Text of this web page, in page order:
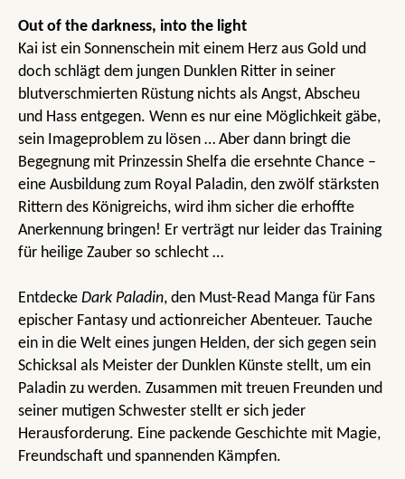
Out of the darkness, into the light
Kai ist ein Sonnenschein mit einem Herz aus Gold und
doch schlägt dem jungen Dunklen Ritter in seiner
blutverschmierten Rüstung nichts als Angst, Abscheu
und Hass entgegen. Wenn es nur eine Möglichkeit gäbe,
sein Imageproblem zu lösen … Aber dann bringt die
Begegnung mit Prinzessin Shelfa die ersehnte Chance –
eine Ausbildung zum Royal Paladin, den zwölf stärksten
Rittern des Königreichs, wird ihm sicher die erhoffte
Anerkennung bringen! Er verträgt nur leider das Training
für heilige Zauber so schlecht …
Entdecke Dark Paladin, den Must-Read Manga für Fans
epischer Fantasy und actionreicher Abenteuer. Tauche
ein in die Welt eines jungen Helden, der sich gegen sein
Schicksal als Meister der Dunklen Künste stellt, um ein
Paladin zu werden. Zusammen mit treuen Freunden und
seiner mutigen Schwester stellt er sich jeder
Herausforderung. Eine packende Geschichte mit Magie,
Freundschaft und spannenden Kämpfen.